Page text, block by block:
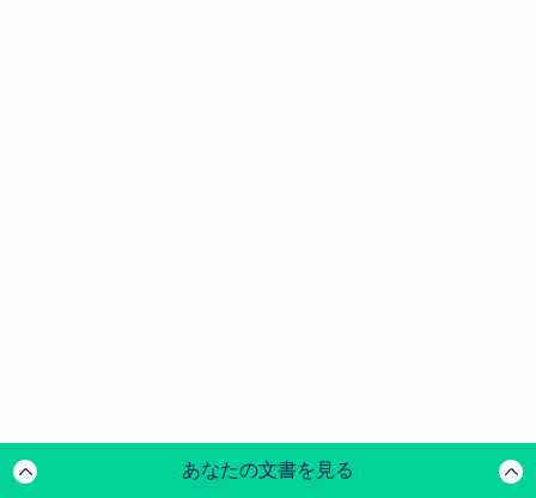
あなたの文書を見る